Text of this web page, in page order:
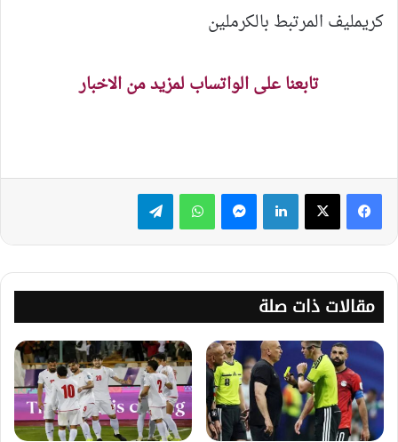
كريمليف المرتبط بالكرملين
تابعنا على الواتساب لمزيد من الاخبار
لينكدإن ماسنجر واتساب تيلقرام
مقالات ذات صلة